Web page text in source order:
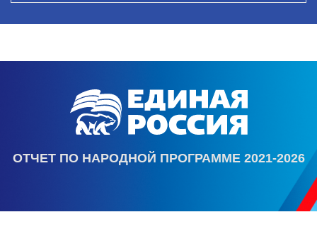
ОТЧЕТ ПО НАРОДНОЙ ПРОГРАММЕ 2021-2026